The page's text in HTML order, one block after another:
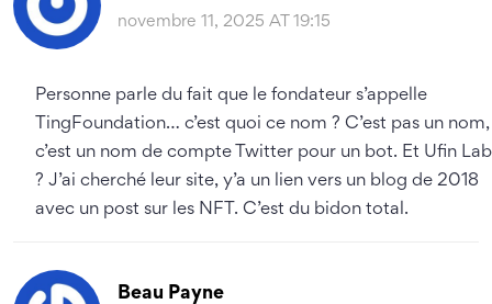
novembre 11, 2025 AT 19:15
Personne parle du fait que le fondateur s’appelle
TingFoundation… c’est quoi ce nom ? C’est pas un nom,
c’est un nom de compte Twitter pour un bot. Et Ufin
? J’ai cherché leur site, y’a un lien vers un blog de 2018
avec un post sur les NFT. C’est du bidon total.
Beau Payne